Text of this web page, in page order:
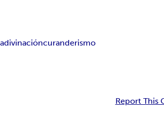
adivinacióncuranderismo
Report This